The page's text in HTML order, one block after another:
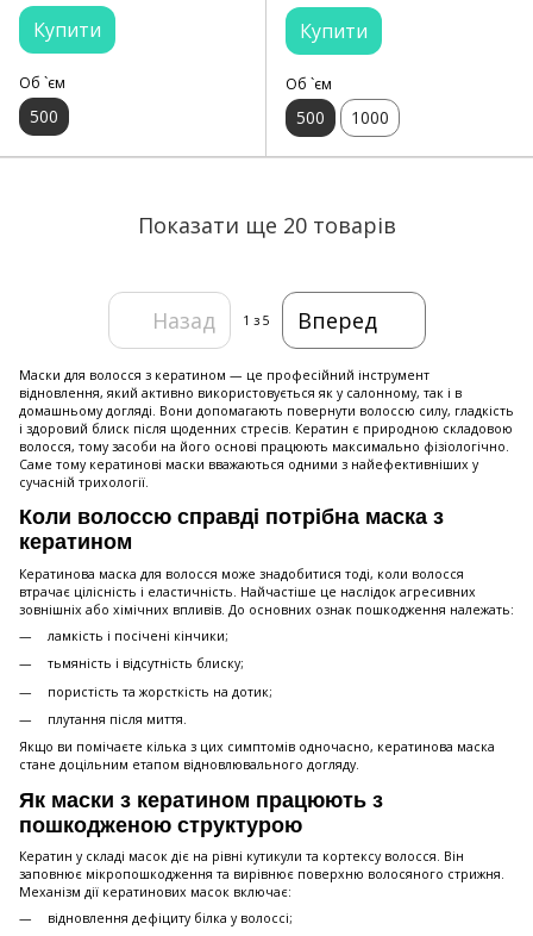
Купити
Об `єм
500
Купити
Об `єм
500 1000
Показати ще 20 товарів
Назад 1 з 5 Вперед
Маски для волосся з кератином — це професійний інструмент
відновлення, який активно використовується як у салонному, так і в
домашньому догляді. Вони допомагають повернути волоссю силу, гладкість
і здоровий блиск після щоденних стресів. Кератин є природною складовою
волосся, тому засоби на його основі працюють максимально фізіологічно.
Саме тому кератинові маски вважаються одними з найефективніших у
сучасній трихології.
Коли волоссю справді потрібна маска з
кератином
Кератинова маска для волосся може знадобитися тоді, коли волосся
втрачає цілісність і еластичність. Найчастіше це наслідок агресивних
зовнішніх або хімічних впливів. До основних ознак пошкодження належать:
ламкість і посічені кінчики;
тьмяність і відсутність блиску;
пористість та жорсткість на дотик;
плутання після миття.
Якщо ви помічаєте кілька з цих симптомів одночасно, кератинова маска
стане доцільним етапом відновлювального догляду.
Як маски з кератином працюють з
пошкодженою структурою
Кератин у складі масок діє на рівні кутикули та кортексу волосся. Він
заповнює мікропошкодження та вирівнює поверхню волосяного стрижня.
Механізм дії кератинових масок включає:
відновлення дефіциту білка у волоссі;